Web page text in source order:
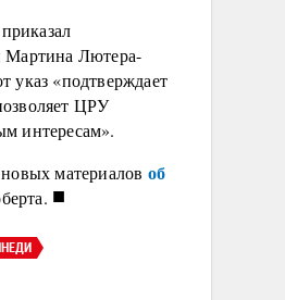
Мартина Лютера-
указ «подтверждает
ЦРУ
интересам».
материалов об
■